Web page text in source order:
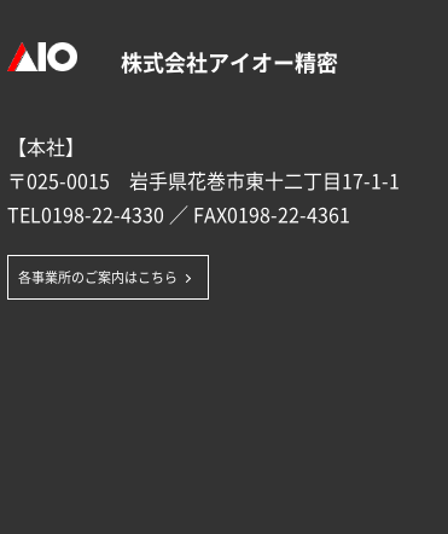
株式会社アイオー精密
【本社】
〒025-0015 岩手県花巻市東十二丁目17-1-1
TEL0198-22-4330 ／ FAX0198-22-4361
各事業所のご案内はこちら